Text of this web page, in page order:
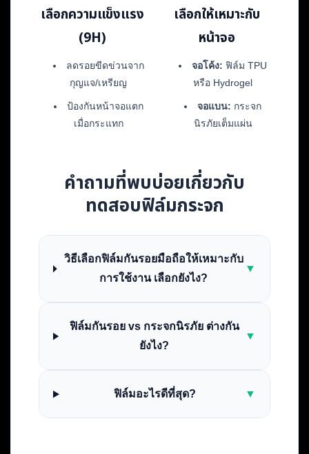
เลือกความแข็งแรง
(9H)
ลดรอยขีดข่วนจาก
กุญแจ/เหรียญ
ป้องกันหน้าจอแตก
เมื่อกระแทก
เลือกให้เหมาะกับ
หน้าจอ
จอโค้ง: ฟิล์ม TPU
หรือ Hydrogel
จอแบน: กระจก
นิรภัยเต็มแผ่น
คำถามที่พบบ่อยเกี่ยวกับ
ทดสอบฟิล์มกระจก
วิธีเลือกฟิล์มกันรอยมือถือให้เหมาะกับ
การใช้งาน เลือกยังไง?
▼
ฟิล์มกันรอย vs กระจกนิรภัย ต่างกัน
ยังไง?
▼
ฟิล์มอะไรดีที่สุด? ▼